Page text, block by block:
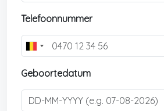
Telefoonnummer
B
l
g
i
Geboortedatum